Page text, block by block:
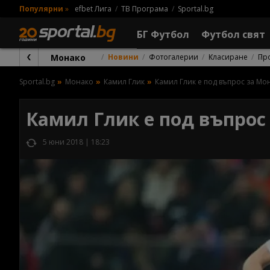
Популярни » efbet Лига ТВ Програма Sportal.bg
БГ Футбол Футбол свят
Монако Новини Фотогалерии Класиране
Sportal.bg Монако Камил Глик Камил Глик е под въпрос за
Камил Глик е под
5 юни 2018 | 18:23